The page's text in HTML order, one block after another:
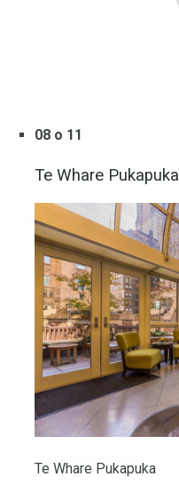
08 o 11
Te Whare Pukapuka
Te Whare Pukapuka